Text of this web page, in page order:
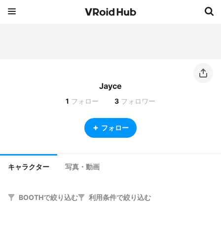
Jayce
1 フォロー 3 フォロワー
フォロー
キャラクター 写真・動画
BOOTHで絞り込む 利用条件で絞り込む